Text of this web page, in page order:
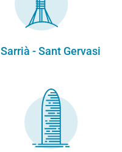
Sarrià - Sant Gervasi